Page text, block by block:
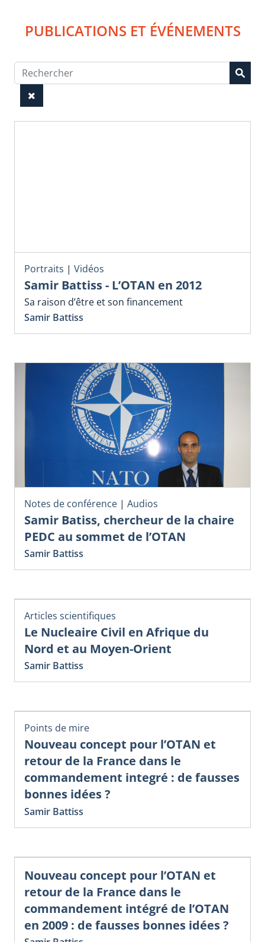
PUBLICATIONS ET ÉVÉNEMENTS
Portraits | Vidéos
Samir Battiss - L’OTAN en 2012
Sa raison d’être et son financement
Samir Battiss
Notes de conférence | Audios
Samir Batiss, chercheur de la chaire
PEDC au sommet de l’OTAN
Samir Battiss
Articles scientifiques
Le Nucleaire Civil en Afrique du
Nord et au Moyen-Orient
Samir Battiss
Points de mire
Nouveau concept pour l’OTAN et
retour de la France dans le
commandement integré : de fausses
bonnes idées ?
Samir Battiss
Nouveau concept pour l’OTAN et
retour de la France dans le
commandement intégré de l’OTAN
en 2009 : de fausses bonnes idées ?